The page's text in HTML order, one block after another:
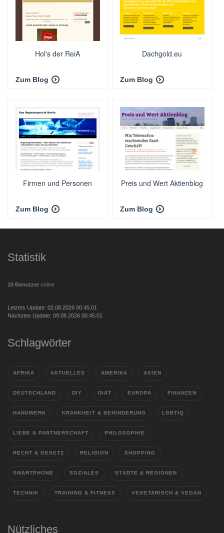
Hol's der ReiA
Zum Blog
Dachgold.eu
Zum Blog
Firmen und Personen
Zum Blog
Preis und Wert Aktienblog
Zum Blog
Statistik
10 Benutzer online
Letztes Update: 02.08.2026 00:45:01
Nächstes Update: 09.08.2026 00:45:01
Schlagwörter
AFRIKA AKTUELLES AMERIKA ASIEN
DEUTSCHLAND DIY DIÄT EUROPA FINANZEN
HANDWERK KRANKHEIT & BEHINDERUNG LGBTIQ
LIEBE & PARTNERSCHAFT PHILOSOPHIE
RECHT & GESETZ RELIGION SHOPPING
SMARTPHONE SOZIALES STÄDTE & REGIONEN
TECHNIK TRAINING & FITNESS VEGETARISCH & VEGAN
Nützliches